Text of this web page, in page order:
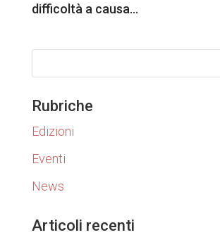
difficoltà a causa...
Rubriche
Edizioni
Eventi
News
Articoli recenti